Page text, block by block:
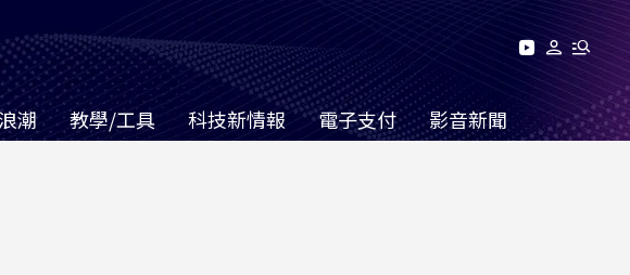
潮 教學/工具 科技新情報 電子支付 影音新聞